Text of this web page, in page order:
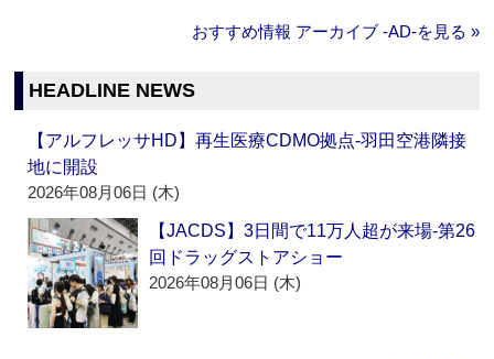
おすすめ情報 アーカイブ ‐AD‐を見る »
HEADLINE NEWS
【アルフレッサHD】再生医療CDMO拠点‐羽田空港隣接
地に開設
2026年08月06日 (木)
【JACDS】3日間で11万人超が来場‐第26
回ドラッグストアショー
2026年08月06日 (木)